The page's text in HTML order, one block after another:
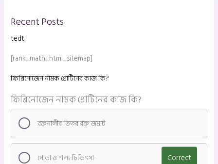
Recent Posts
tedt
[rank_math_html_sitemap]
ফিব্রিনোজেন নামক প্রোটিনের কাজ কি?
ফিব্রিনোজেন নামক প্রোটিনের কাজ কি?
রক্তনালীর ভিতর রক্ত জমাট
পোড়া ও শল্য চিকিৎসা Correct